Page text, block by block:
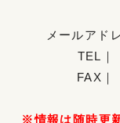
メールアド
TEL｜
FAX｜
※情報は随時更